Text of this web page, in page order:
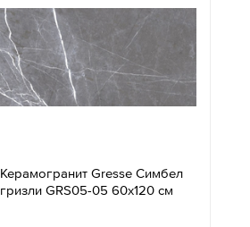
Керамогранит Gresse Симбел
гризли GRS05-05 60х120 см